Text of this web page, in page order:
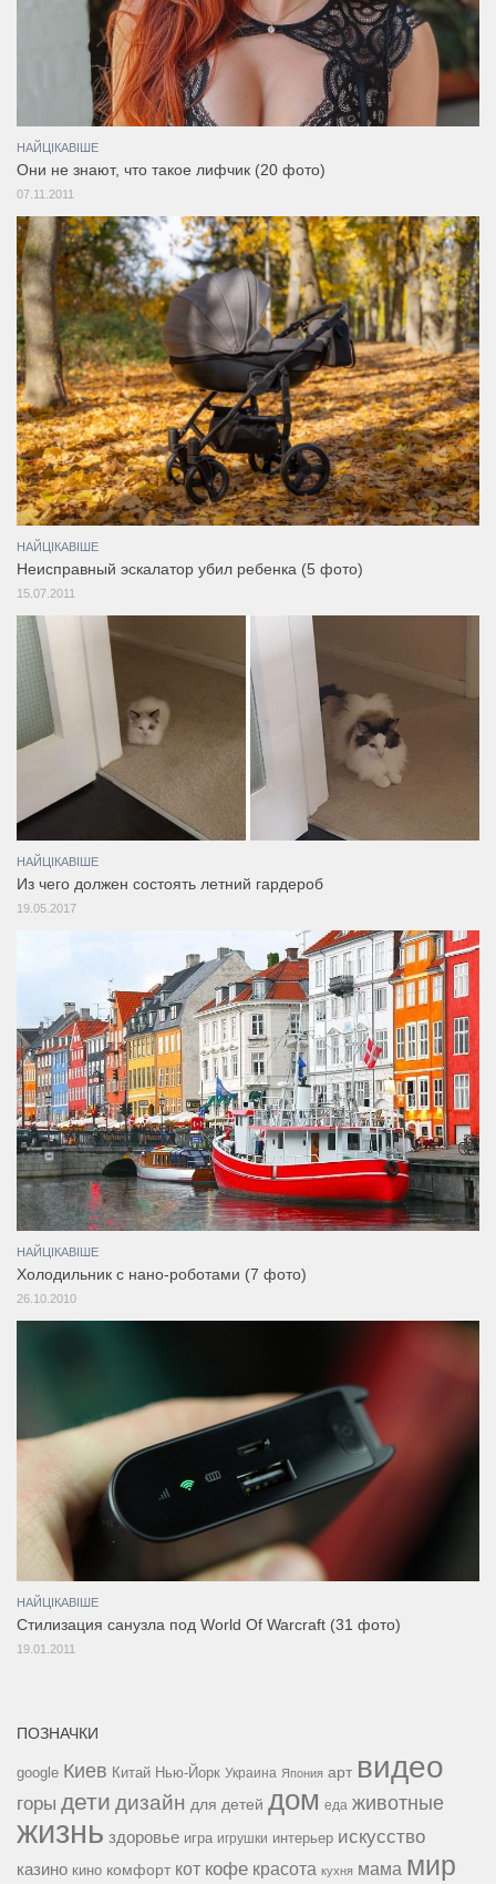
НАЙЦІКАВІШЕ
Они не знают, что такое лифчик (20 фото)
07.11.2011
НАЙЦІКАВІШЕ
Неисправный эскалатор убил ребенка (5 фото)
15.07.2011
НАЙЦІКАВІШЕ
Из чего должен состоять летний гардероб
19.05.2017
НАЙЦІКАВІШЕ
Холодильник с нано-роботами (7 фото)
26.10.2010
НАЙЦІКАВІШЕ
Стилизация санузла под World Of Warcraft (31 фото)
19.01.2011
ПОЗНАЧКИ
google Киев Китай Нью-Йорк Украина Япония арт видео
горы дети дизайн для детей дом еда животные
жизнь здоровье игра игрушки интерьер искусство
казино кино комфорт кот кофе красота кухня мама мир